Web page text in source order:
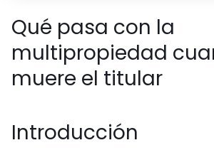
Qué pasa con la
multipropiedad
muere el titular
Introducción